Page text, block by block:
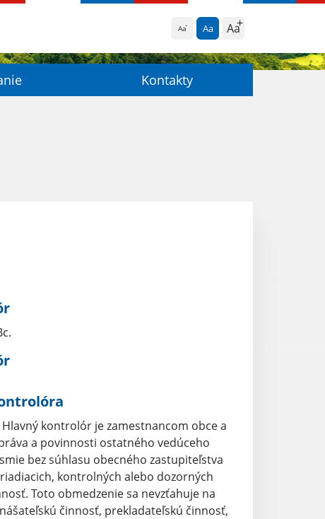
Aa Aa Aa
Kontakty
Hlavný kontrolór je zamestnancom obce a
a povinnosti ostatného vedúceho
bez súhlasu obecného zastupiteľstva
kontrolných alebo dozorných
Toto obmedzenie sa nevzťahuje na
činnosť, prekladateľskú činnosť,